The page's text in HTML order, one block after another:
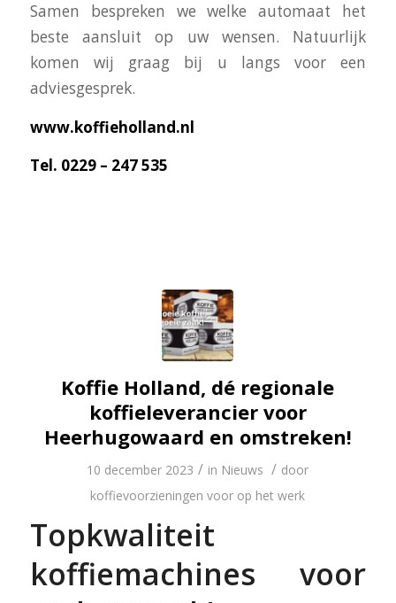
Samen bespreken we welke automaat het
beste aansluit op uw wensen. Natuurlijk
komen wij graag bij u langs voor een
adviesgesprek.
www.koffieholland.nl
Tel. 0229 – 247 535
Koffie Holland, dé regionale
koffieleverancier voor
Heerhugowaard en omstreken!
10 december 2023 / in Nieuws / door
koffievoorzieningen voor op het werk
Topkwaliteit
koffiemachines voor